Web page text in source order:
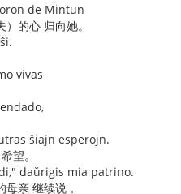
de Mintun
的心 归向她。
vivas
ŝiajn esperojn.
望。
daŭrigis mia patrino.
母亲 继续说，